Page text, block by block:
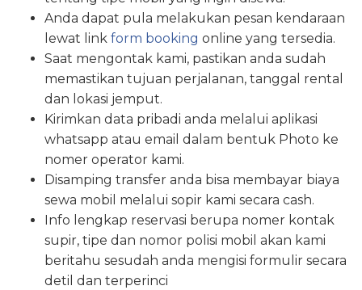
Anda dapat pula melakukan pesan kendaraan
lewat link form booking online yang tersedia.
Saat mengontak kami, pastikan anda sudah
memastikan tujuan perjalanan, tanggal rental
dan lokasi jemput.
Kirimkan data pribadi anda melalui aplikasi
whatsapp atau email dalam bentuk Photo ke
nomer operator kami.
Disamping transfer anda bisa membayar biaya
sewa mobil melalui sopir kami secara cash.
Info lengkap reservasi berupa nomer kontak
supir, tipe dan nomor polisi mobil akan kami
beritahu sesudah anda mengisi formulir secara
detil dan terperinci